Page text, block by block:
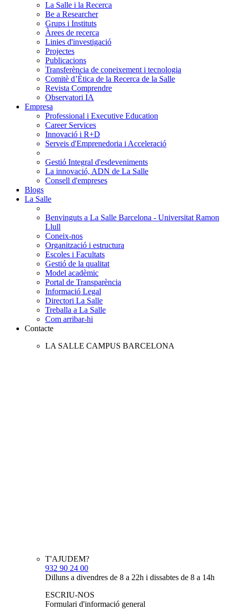
La Salle i la Recerca
Be a Researcher
Grups i Instituts
Àrees de recerca
Linies d'investigació
Projectes
Publicacions
Transferència de coneixement i tecnologia
Comitè d’Ètica de la Recerca de la Salle
Revista Comprendre
Observatori IA
Empresa
Professional i Executive Education
Career Services
Innovació i R+D
Serveis d'Emprenedoria i Acceleració
Gestió Integral d'esdeveniments
La innovació, ADN de La Salle
Consell d'empreses
Blogs
La Salle
Benvinguts a La Salle Barcelona - Universitat Ramon
Llull
Coneix-nos
Organització i estructura
Escoles i Facultats
Gestió de la qualitat
Model acadèmic
Portal de Transparència
Informació Legal
Directori La Salle
Treballa a La Salle
Com arribar-hi
Contacte
LA SALLE CAMPUS BARCELONA
T'AJUDEM?
932 90 24 00
Dilluns a divendres de 8 a 22h i dissabtes de 8 a 14h
ESCRIU-NOS
Formulari d'informació general